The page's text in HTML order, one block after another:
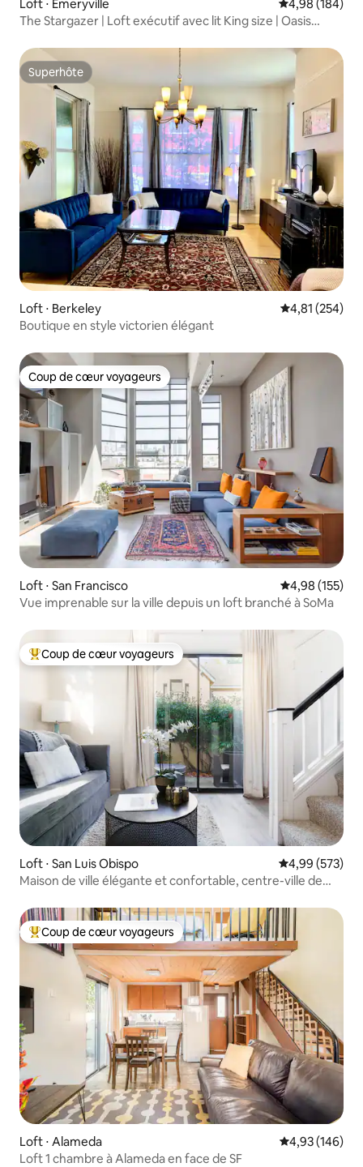
Loft ⋅ Emeryville Évaluation
4,98 (184)
The Stargazer | Loft exécutif avec lit King size | Oasis
Superhôte
Superhôte
Loft ⋅ Berkeley Évaluation
4,81 (254)
Boutique en style victorien élégant
Coup de cœur voyageurs
Coup de cœur voyageurs
Loft ⋅ San Francisco Évaluation
4,98 (155)
Vue imprenable sur la ville depuis un loft branché à SoMa
Coups de cœur voyageurs les plus appréciés
Coup de cœur voyageurs
Loft ⋅ San Luis Obispo Évaluation
4,99 (573)
Maison de ville élégante et confortable, centre-ville de
Coups de cœur voyageurs les plus appréciés
Coup de cœur voyageurs
Loft ⋅ Alameda Évaluation
4,93 (146)
Loft 1 chambre à Alameda en face de SF